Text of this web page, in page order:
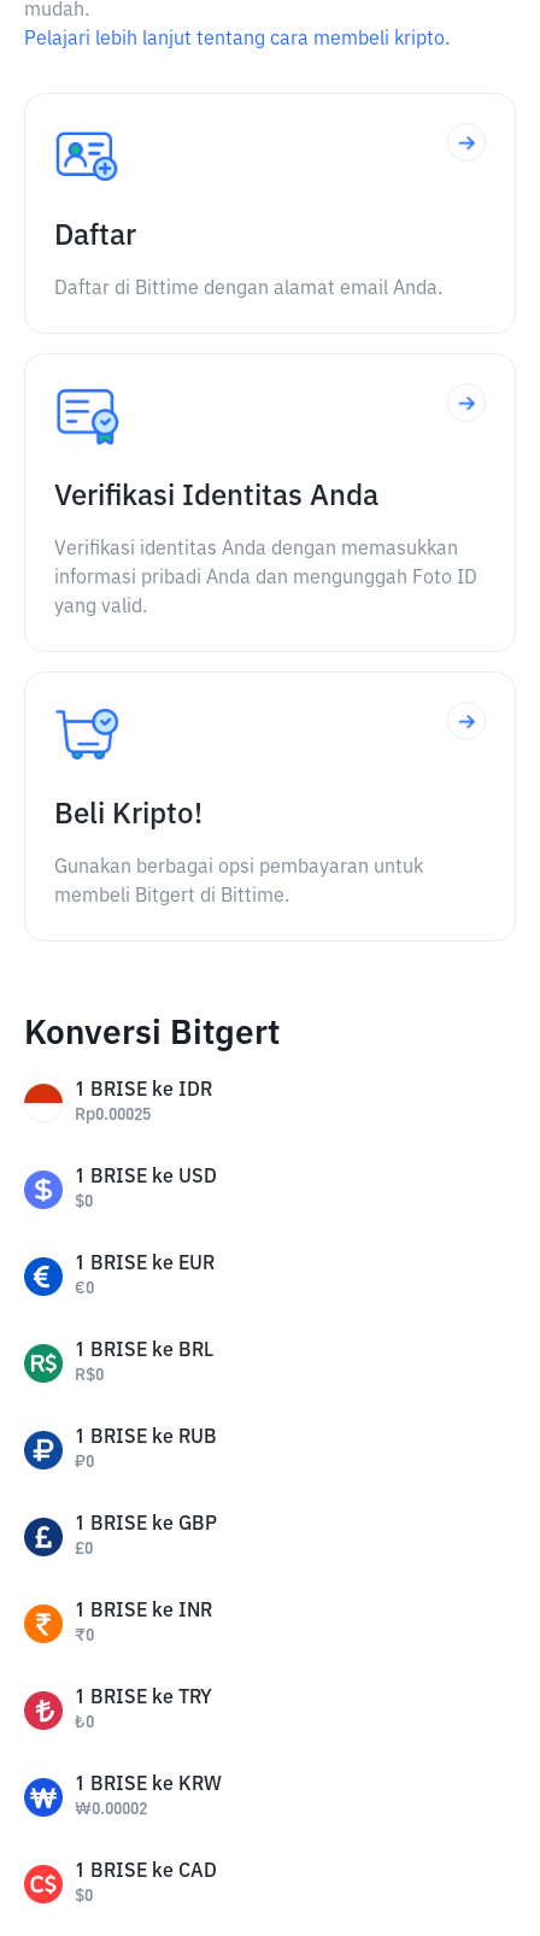
mudah.
Pelajari lebih lanjut tentang cara membeli kripto.
Daftar
Daftar di Bittime dengan alamat email Anda.
Verifikasi Identitas Anda
Verifikasi identitas Anda dengan memasukkan
informasi pribadi Anda dan mengunggah Foto ID
yang valid.
Beli Kripto!
Gunakan berbagai opsi pembayaran untuk
membeli Bitgert di Bittime.
Konversi Bitgert
1 BRISE ke IDR
Rp0.00025
1 BRISE ke USD
$0
1 BRISE ke EUR
€0
1 BRISE ke BRL
R$0
1 BRISE ke RUB
₽0
1 BRISE ke GBP
£0
1 BRISE ke INR
₹0
1 BRISE ke TRY
₺0
1 BRISE ke KRW
₩0.00002
1 BRISE ke CAD
$0